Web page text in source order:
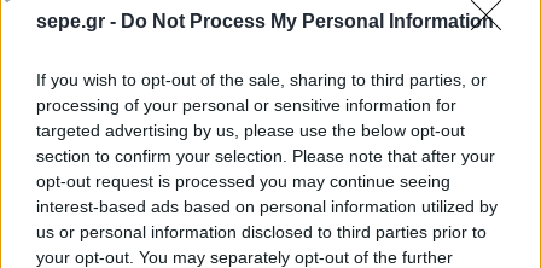
sepe.gr - Do Not Process My Personal Information
If you wish to opt-out of the sale, sharing to third parties, or
processing of your personal or sensitive information for
targeted advertising by us, please use the below opt-out
section to confirm your selection. Please note that after your
opt-out request is processed you may continue seeing
interest-based ads based on personal information utilized by
us or personal information disclosed to third parties prior to
your opt-out. You may separately opt-out of the further
Πωλήσεων
Νίκος Μποτίνης, CISCO SYSTEMS, Regional Partner
Manager
Αναστάσιος Ποδαράς, ORACLE HELLAS, Senior
Applications Sales Representative